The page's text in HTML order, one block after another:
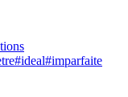
#ideal#imparfaite